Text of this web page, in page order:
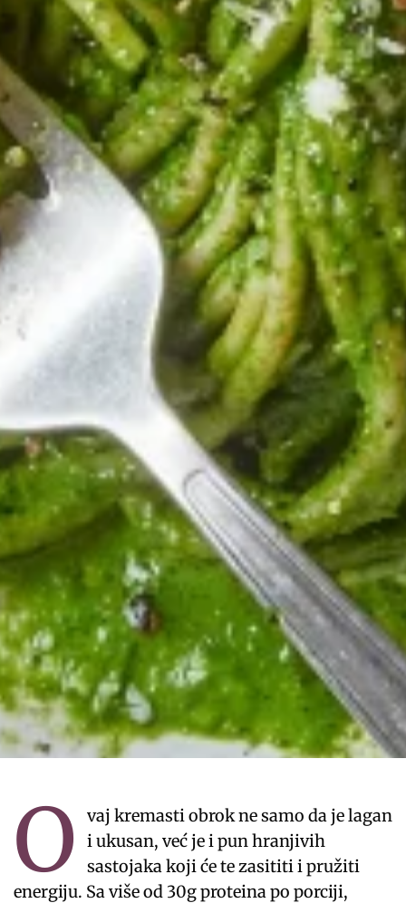
O
vaj kremasti obrok ne samo da je lagan
i ukusan, već je i pun hranjivih
sastojaka koji će te zasititi i pružiti
energiju. Sa više od 30g proteina po porciji,